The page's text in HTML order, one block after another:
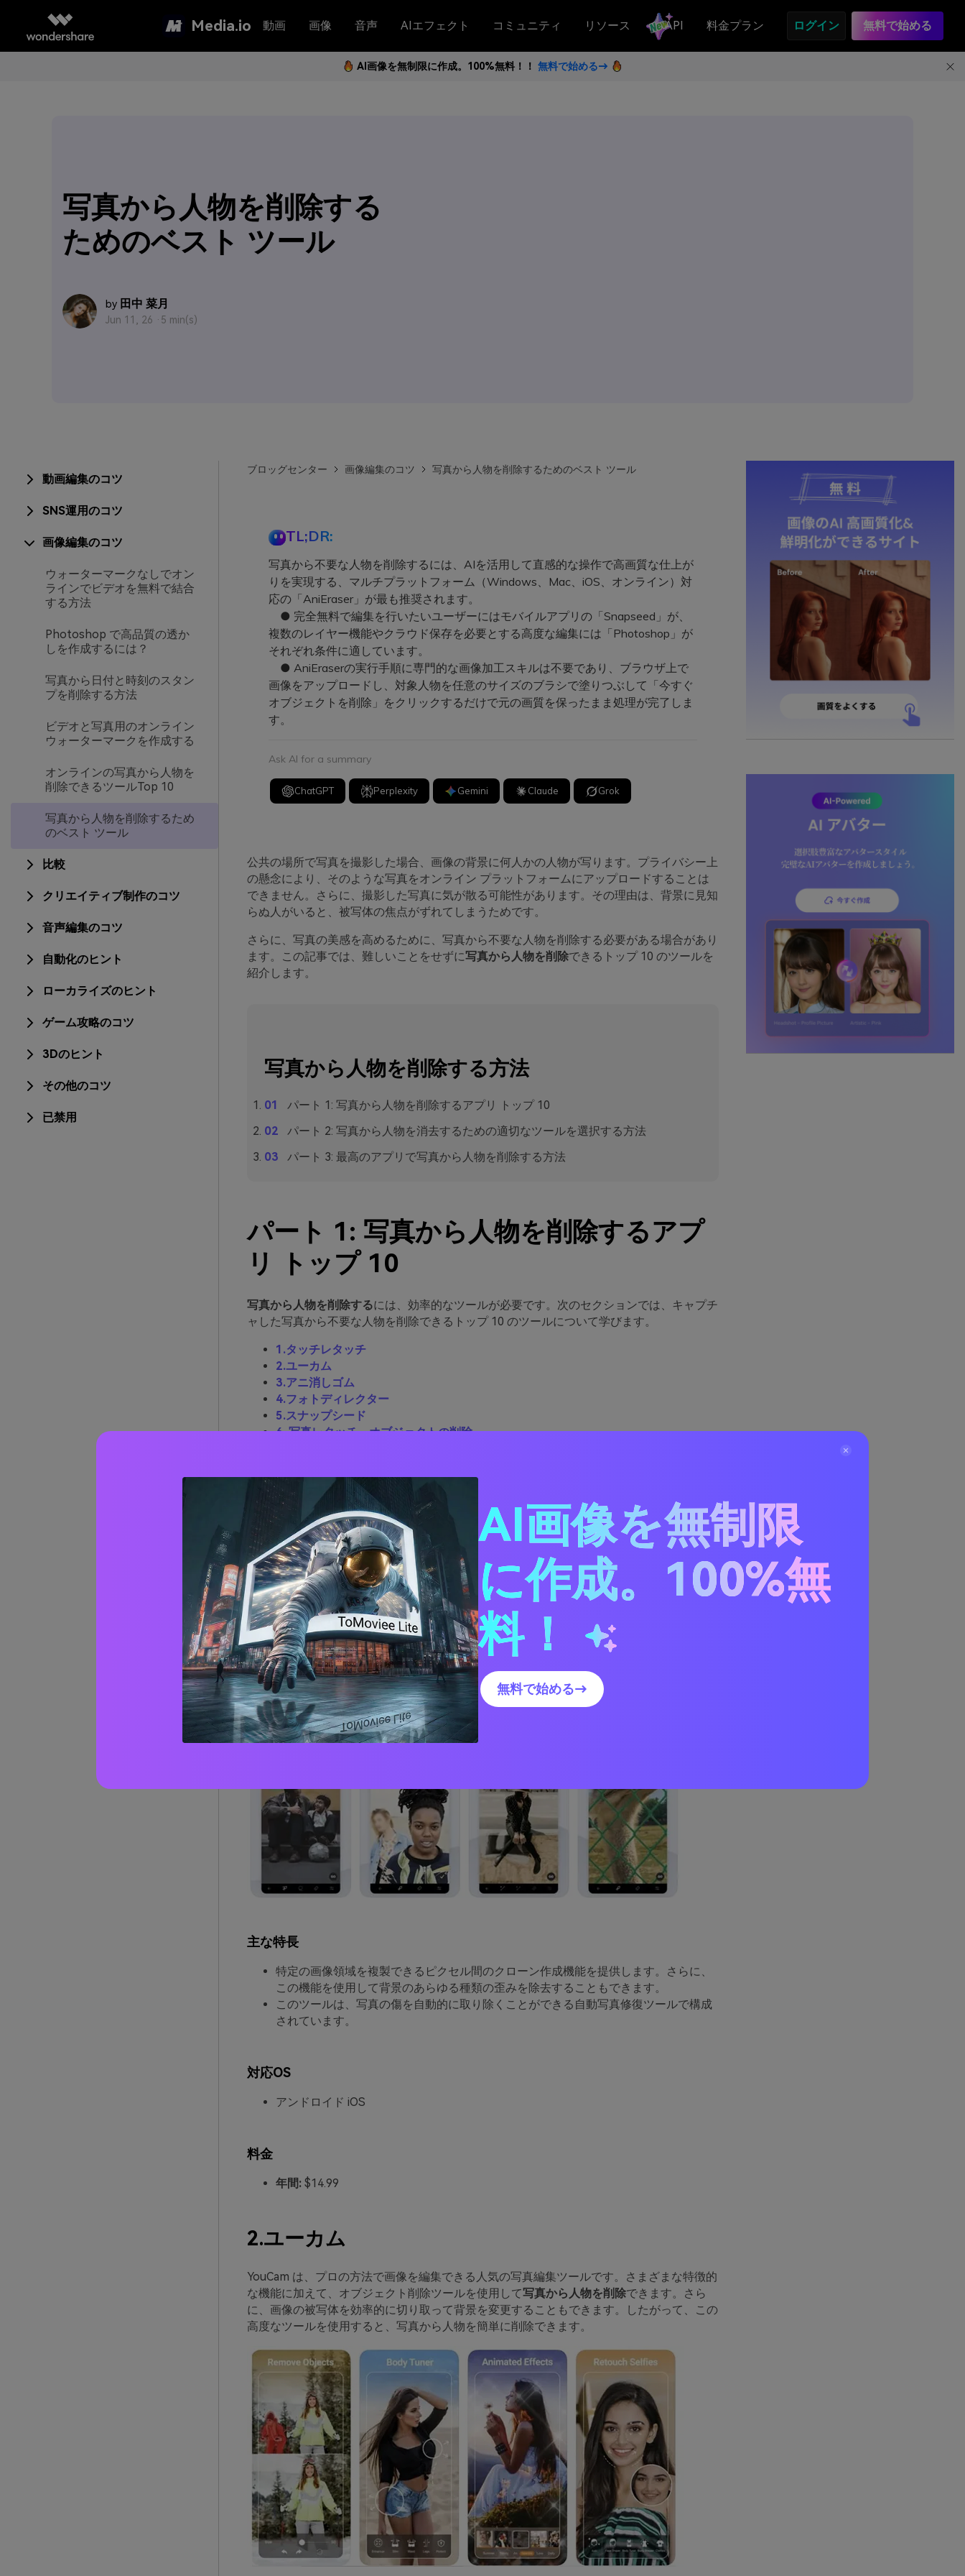
Media.io 動画 画像 音声 AIエフェクト コミュニティ リソース API 料金プラン ログイン 無料で始める
AI画像を無制限に作成。100%無料！！ 無料で始める→
写真から人物を削除する
ためのベスト ツール
by 田中 菜月
Jun 11, 26 · 5 min(s)
動画編集のコツ
SNS運用のコツ
画像編集のコツ
ウォーターマークなしでオン
ラインでビデオを無料で結合
する方法
Photoshop で高品質の透か
しを作成するには？
写真から日付と時刻のスタン
プを削除する方法
ビデオと写真用のオンライン
ウォーターマークを作成する
オンラインの写真から人物を
削除できるツールTop 10
写真から人物を削除するため
のベスト ツール
比較
クリエイティブ制作のコツ
音声編集のコツ
自動化のヒント
ローカライズのヒント
ゲーム攻略のコツ
3Dのヒント
その他のコツ
已禁用
ブロッグセンター 画像編集のコツ 写真から人物を削除するためのベスト ツール
TL;DR:
写真から不要な人物を削除するには、AIを活用して直感的な操作で高画質な仕上が
りを実現する、マルチプラットフォーム（Windows、Mac、iOS、オンライン）対
応の「AniEraser」が最も推奨されます。
● 完全無料で編集を行いたいユーザーにはモバイルアプリの「Snapseed」が、
複数のレイヤー機能やクラウド保存を必要とする高度な編集には「Photoshop」が
それぞれ条件に適しています。
● AniEraserの実行手順に専門的な画像加工スキルは不要であり、ブラウザ上で
画像をアップロードし、対象人物を任意のサイズのブラシで塗りつぶして「今すぐ
オブジェクトを削除」をクリックするだけで元の画質を保ったまま処理が完了しま
す。
Ask AI for a summary
ChatGPT Perplexity Gemini Claude Grok
公共の場所で写真を撮影した場合、画像の背景に何人かの人物が写ります。プライバシー上
の懸念により、そのような写真をオンライン プラットフォームにアップロードすることは
できません。さらに、撮影した写真に気が散る可能性があります。その理由は、背景に見知
らぬ人がいると、被写体の焦点がずれてしまうためです。
さらに、写真の美感を高めるために、写真から不要な人物を削除する必要がある場合があり
ます。この記事では、難しいことをせずに写真から人物を削除できるトップ 10 のツールを
紹介します。
写真から人物を削除する方法
パート 1: 写真から人物を削除するアプリ トップ 10
パート 2: 写真から人物を消去するための適切なツールを選択する方法
パート 3: 最高のアプリで写真から人物を削除する方法
パート 1: 写真から人物を削除するアプ
リ トップ 10
写真から人物を削除するには、効率的なツールが必要です。次のセクションでは、キャプチ
ャした写真から不要な人物を削除できるトップ 10 のツールについて学びます。
1.タッチレタッチ
2.ユーカム
3.アニ消しゴム
4.フォトディレクター
5.スナップシード
6. 写真レタッチ - オブジェクトの削除
9.フォトショップ
10.エアブラシ
1.タッチレタッチ
TouchRetouch は、画像から選択した人物を削除するのに役立つ強力なモバイル アプリで
す。このアプリを使用すると、不要な要素を削除して写真を完璧に仕上げることができま
す。顔に傷、シミ、しわがある場合は、このツールを使用してそれらを取り除くことができ
ます。AI技術を活用しており、数回タップするだけで目的の物体や人を消去することができ
ます。
主な特長
特定の画像領域を複製できるピクセル間のクローン作成機能を提供します。さらに、
この機能を使用して背景のあらゆる種類の歪みを除去することもできます。
このツールは、写真の傷を自動的に取り除くことができる自動写真修復ツールで構成
されています。
対応OS
アンドロイド iOS
料金
年間:$14.99
2.ユーカム
YouCam は、プロの方法で画像を編集できる人気の写真編集ツールです。さまざまな特徴的
な機能に加えて、オブジェクト削除ツールを使用して写真から人物を削除できます。さら
に、画像の被写体を効率的に切り取って背景を変更することもできます。したがって、この
高度なツールを使用すると、写真から人物を簡単に削除できます。
AI画像を無制限
に作成。100%無
料！
無料で始める→